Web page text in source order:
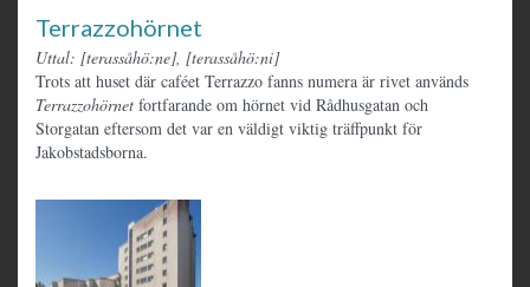
Terrazzohörnet
Uttal: [terassåhö:ne], [terassåhö:ni]
Trots att huset där caféet Terrazzo fanns numera är rivet används
Terrazzohörnet fortfarande om hörnet vid Rådhusgatan och
Storgatan eftersom det var en väldigt viktig träffpunkt för
Jakobstadsborna.